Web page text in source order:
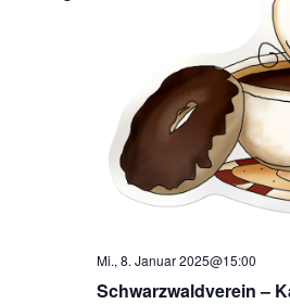
Schwarzwaldverein –
Mi., 8. Januar 2025@15:00